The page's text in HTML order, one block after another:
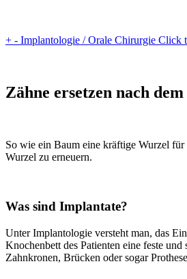
+ - Implantologie / Orale Chirurgie Click
Zähne ersetzen nach
So wie ein Baum eine kräftige Wurzel für
Wurzel zu erneuern.
Was sind Implantate?
Unter Implantologie versteht man, das
Knochenbett des Patienten eine feste
Zahnkronen, Brücken oder sogar